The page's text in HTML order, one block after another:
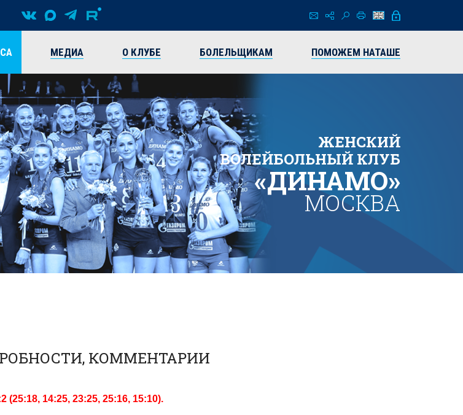
МЕДИА О КЛУБЕ БОЛЕЛЬЩИКАМ ПОМОЖЕМ НАТАШЕ
ЖЕНСКИЙ
ВОЛЕЙБОЛЬНЫЙ КЛУБ
«ДИНАМО»
МОСКВА
КОММЕНТАРИИ
14:25, 23:25, 25:16, 15:10).